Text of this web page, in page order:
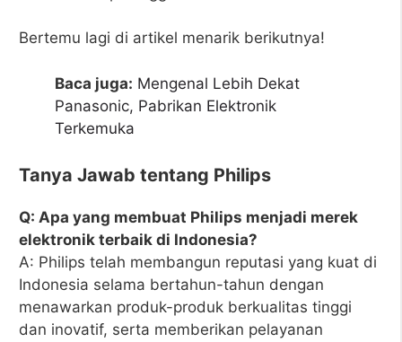
Bertemu lagi di artikel menarik berikutnya!
Baca juga: Mengenal Lebih Dekat
Panasonic, Pabrikan Elektronik
Terkemuka
Tanya Jawab tentang Philips
Q: Apa yang membuat Philips menjadi merek
elektronik terbaik di Indonesia?
A: Philips telah membangun reputasi yang kuat di
Indonesia selama bertahun-tahun dengan
menawarkan produk-produk berkualitas tinggi
dan inovatif, serta memberikan pelayanan